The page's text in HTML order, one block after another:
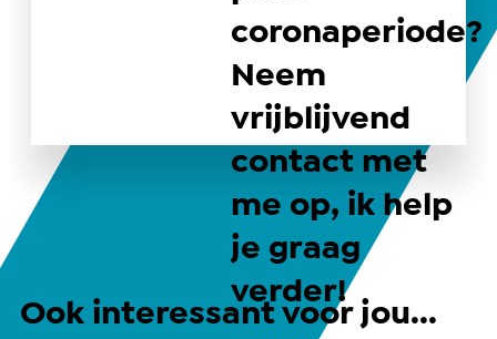
coronaperiode?
Neem
vrijblijvend
contact met
me op, ik help
je graag
verder!
Ook interessant voor jou...